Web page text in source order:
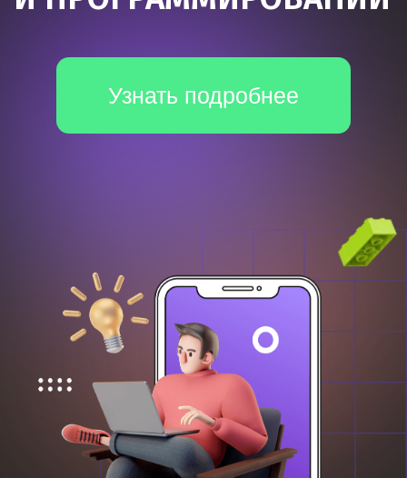
*Все иностранные термины и названия сервисов вы можете
найти с расшифровкой внизу страницы.
БЕСПЛАТНЫЕ